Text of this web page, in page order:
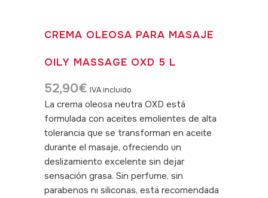
CREMA OLEOSA PARA MASAJE
OILY MASSAGE OXD 5 L
52,90€ IVA incluido
La crema oleosa neutra OXD está
formulada con aceites emolientes de alta
tolerancia que se transforman en aceite
durante el masaje, ofreciendo un
deslizamiento excelente sin dejar
sensación grasa. Sin perfume, sin
parabenos ni siliconas, está recomendada